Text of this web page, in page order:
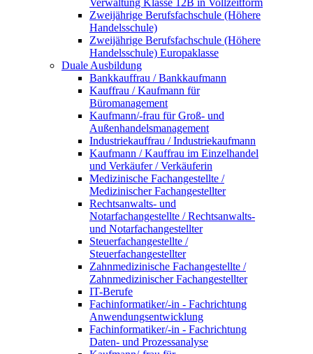
Verwaltung Klasse 12B in Vollzeitform
Zweijährige Berufsfachschule (Höhere
Handelsschule)
Zweijährige Berufsfachschule (Höhere
Handelsschule) Europaklasse
Duale Ausbildung
Bankkauffrau / Bankkaufmann
Kauffrau / Kaufmann für
Büromanagement
Kaufmann/-frau für Groß- und
Außenhandelsmanagement
Industriekauffrau / Industriekaufmann
Kaufmann / Kauffrau im Einzelhandel
und Verkäufer / Verkäuferin
Medizinische Fachangestellte /
Medizinischer Fachangestellter
Rechtsanwalts- und
Notarfachangestellte / Rechtsanwalts-
und Notarfachangestellter
Steuerfachangestellte /
Steuerfachangestellter
Zahnmedizinische Fachangestellte /
Zahnmedizinischer Fachangestellter
IT-Berufe
Fachinformatiker/-in - Fachrichtung
Anwendungsentwicklung
Fachinformatiker/-in - Fachrichtung
Daten- und Prozessanalyse